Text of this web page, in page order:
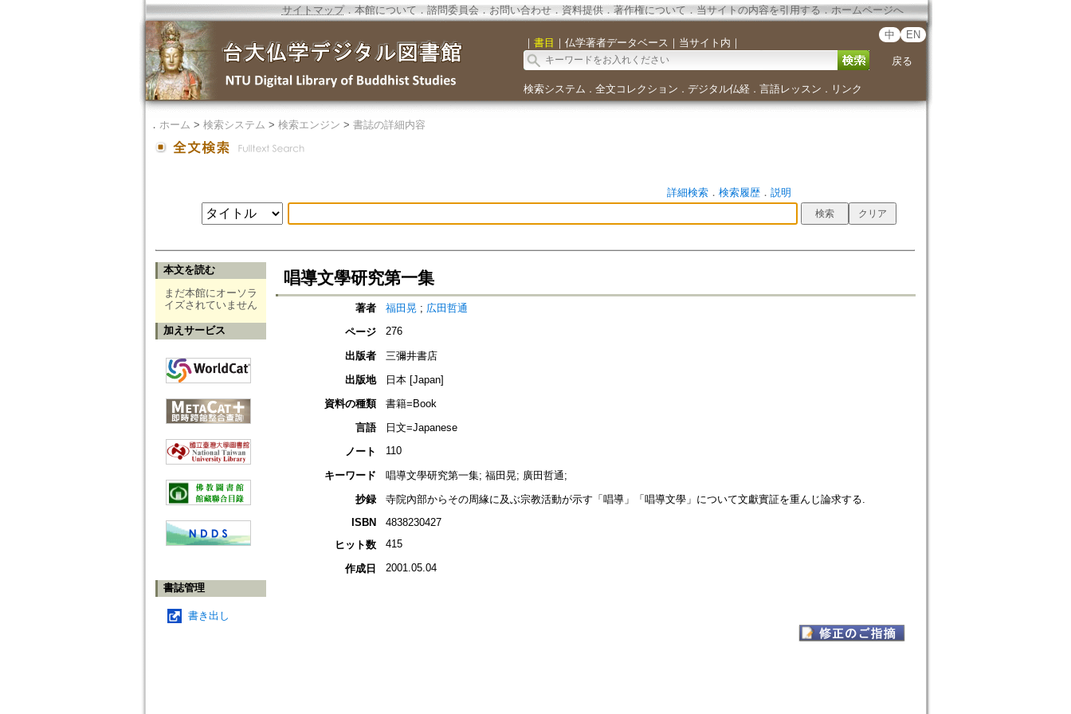
サイトマップ．本館について ． 諮問委員会． お問い合わせ． 資料提供． 著作権について．当サイトの内容を引用する ． ホームページへ
｜ 書目 ｜ 仏学著者データベース ｜ 当サイト内 ｜
中 EN
戻る
検索システム ． 全文コレクション ． デジタル仏経． 言語レッスン ． リンク
． ホーム > 検索システム > 検索エンジン > 書誌の詳細内容
詳細検索． 検索履歴． 説明
本文を読む
まだ本館にオーソラ
イズされていません
加えサービス
書誌管理
書き出し
唱導文學研究第一集
著者 福田晃; 広田哲通
ページ
276
出版者
三彌井書店
出版地
日本 [Japan]
資料の種類
書籍=Book
言語
日文=Japanese
ノート
110
キーワード
唱導文學研究第一集; 福田晃; 廣田哲通;
抄録
寺院內部からその周緣に及ぶ宗教活動が示す「唱導」「唱導文學」について文獻實証を重んじ論求する.
ISBN
4838230427
ヒット数
415
作成日 2001.05.04